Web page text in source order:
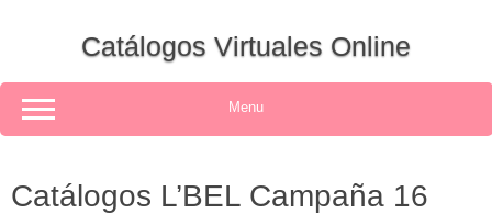
Catálogos Virtuales Online
Menu
Catálogos L’BEL Campaña 16